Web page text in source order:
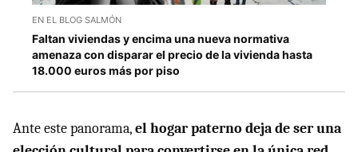
EN EL BLOG SALMÓN
Faltan viviendas y encima una nueva normativa
amenaza con disparar el precio de la vivienda hasta
18.000 euros más por piso
Ante este panorama,el hogar paterno deja de ser una